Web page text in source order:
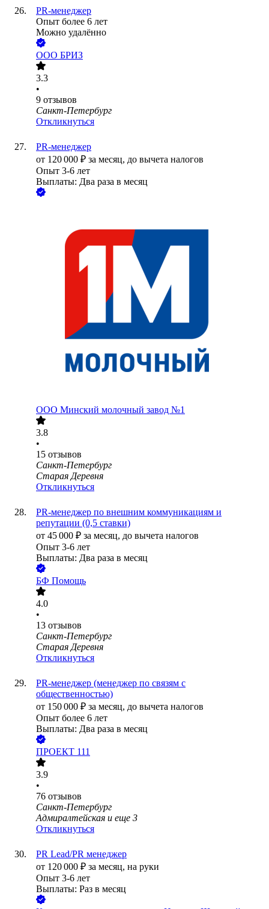
PR-менеджер
Опыт более 6 лет
Можно удалённо
ООО БРИЗ
3.3
•
9 отзывов
Санкт-Петербург
Откликнуться
PR-менеджер
от 120 000 ₽ за месяц, до вычета налогов
Опыт 3-6 лет
Выплаты: Два раза в месяц
ООО Минский молочный завод №1
3.8
•
15 отзывов
Санкт-Петербург
Старая Деревня
Откликнуться
PR-менеджер по внешним коммуникациям и
репутации (0,5 ставки)
от 45 000 ₽ за месяц, до вычета налогов
Опыт 3-6 лет
Выплаты: Два раза в месяц
БФ Помощь
4.0
•
13 отзывов
Санкт-Петербург
Старая Деревня
Откликнуться
PR-менеджер (менеджер по связям с
общественностью)
от 150 000 ₽ за месяц, до вычета налогов
Опыт более 6 лет
Выплаты: Два раза в месяц
ПРОЕКТ 111
3.9
•
76 отзывов
Санкт-Петербург
Адмиралтейская и еще 3
Откликнуться
PR Lead/PR менеджер
от 120 000 ₽ за месяц, на руки
Опыт 3-6 лет
Выплаты: Раз в месяц